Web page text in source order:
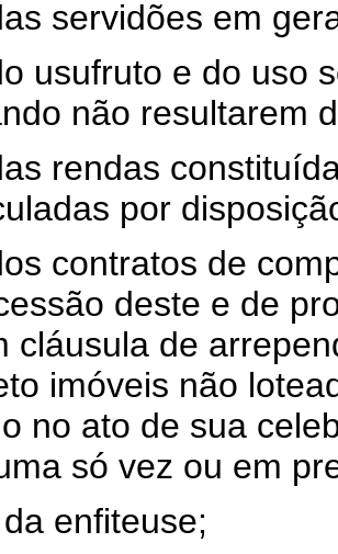
servidões em
usufruto e do uso
não resultarem
rendas
por
contratos de
deste e de
cláusula de
imóveis não
no ato de sua
só vez ou em
enfiteuse;